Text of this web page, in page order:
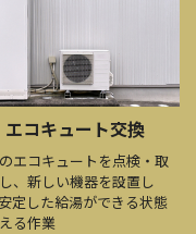
エコキュート交換
エコキュートを点検・取
、新しい機器を設置し
定した給湯ができる状態
る作業